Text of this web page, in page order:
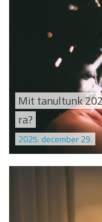
Mit tanultunk
ra?
2025. december 29.